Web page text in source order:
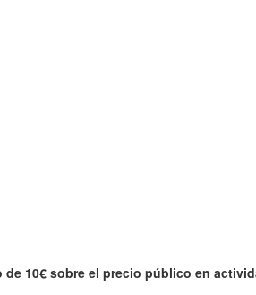
10€ sobre el precio público en